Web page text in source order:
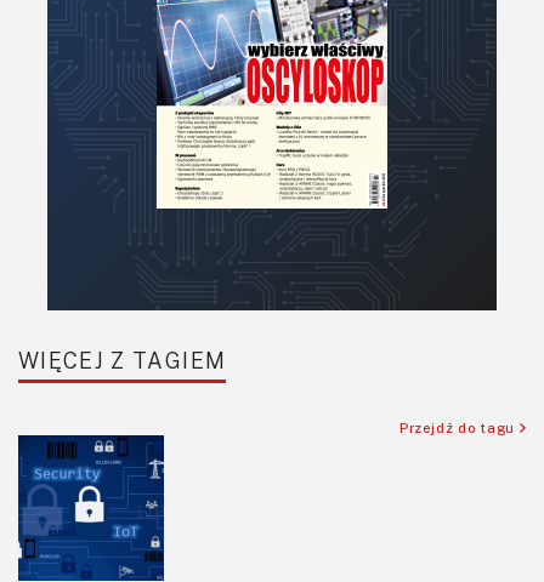
Podstawy elektroniki
Podzespoły bierne
Półprzewodniki
Pomiary i testy
Projektowanie
Sensory
Software
Sterowanie
Transformatory
Tranzystory
WIĘCEJ Z TAGIEM
Przejdź do tagu